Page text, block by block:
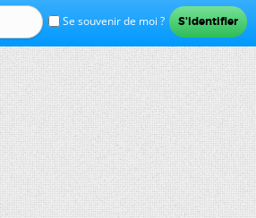
Se souvenir de moi ?